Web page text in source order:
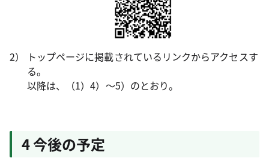
トップページに掲載されているリンクからアクセスす
る。
以降は、（1）4）～5）のとおり。
4 今後の予定